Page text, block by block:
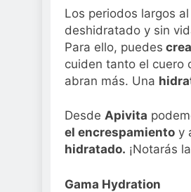
Los periodos largos al
deshidratado y sin
Para ello, puedes
cuiden tanto el cuero
abran más. Una
Desde Apivita
el encrespamiento y
hidratado. ¡Notarás
Gama Hydration